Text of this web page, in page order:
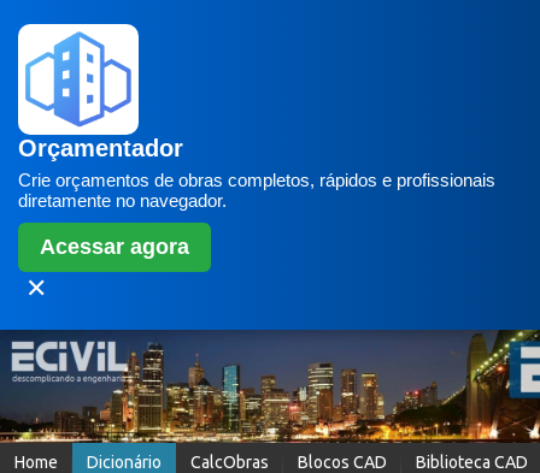
Orçamentador
Crie orçamentos de obras completos, rápidos e profissionais
diretamente no navegador.
Acessar agora
✕
Home Dicionário CalcObras Blocos CAD
Biblioteca CAD